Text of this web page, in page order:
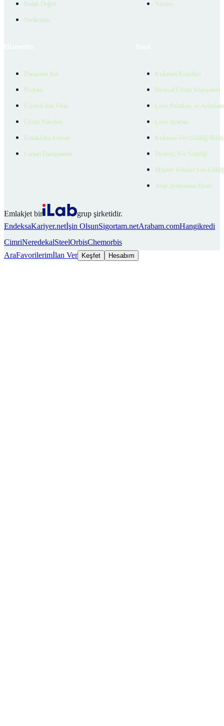
Emlak Değeri
Verilerimiz
Yardım
Danışman Bul
Projeler
Ücretsiz İlan Verin
Üyelik Paketleri
EmlakZeka Asistan
Uzman Danışmanlar
Kullanım Koşulları
Bireysel Üyelik Sözleşmesi
Çerez Politikası ve
Çerez Ayarları
Kullanıcı Veri Gizliliği
Ziyaretçi Veri Gizliliği
Müşteri Yetkilisi Veri
Aday Aydınlatma Metni
Emlakjet bir
grup şirketidir.
EndeksaKariyer.netİşin OlsunSigortam.netArabam.comHangikredi
CimriNeredekalSteelOrbisChemorbis
AraFavorilerimİlan Ver Keşfet Hesabım